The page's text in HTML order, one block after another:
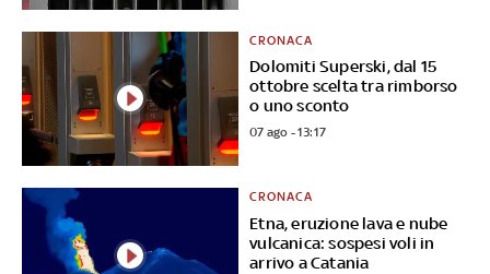
Dolomiti Superski, dal 15
ottobre scelta tra rimborso
o uno sconto
CRONACA
07 ago - 13:17
Etna, eruzione lava e nube
vulcanica: sospesi voli in
arrivo a Catania
CRONACA